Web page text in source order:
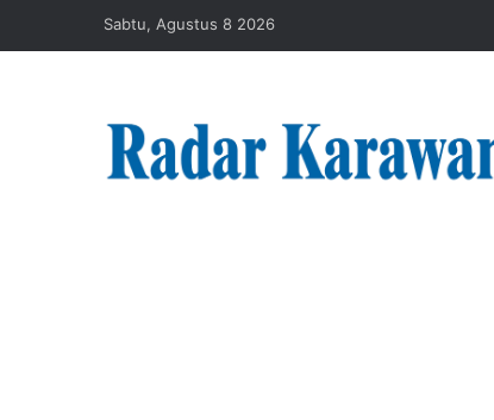
Sabtu, Agustus 8 2026